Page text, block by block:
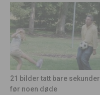
21 bilder tatt bare sekunder
før noen døde